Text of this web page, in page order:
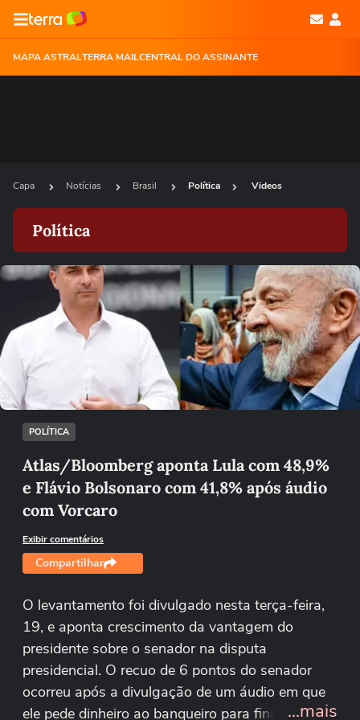
MAPA ASTRALTERRA MAILCENTRAL DO ASSINANTE
Capa Notícias Brasil Política Videos
Política
Não foi possível reproduzir o vídeo
Tentar novamente
POLÍTICA
Atlas/Bloomberg aponta Lula com 48,9%
e Flávio Bolsonaro com 41,8% após áudio
com Vorcaro
Exibir comentários
Compartilhar
O levantamento foi divulgado nesta terça-feira,
19, e aponta crescimento da vantagem do
presidente sobre o senador na disputa
presidencial. O recuo de 6 pontos do senador
ocorreu após a divulgação de um áudio em que
ele pede dinheiro ao banqueiro para financiar um
...mais